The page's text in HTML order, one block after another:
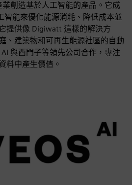
業創造基於人工智能的產品。它成
智能來優化能源消耗、降低成本並
提供像 Digiwatt 這樣的解決方
、建築物和可再生能源社區的自動
與西門子等領先公司合作，專注
料中產生價值。